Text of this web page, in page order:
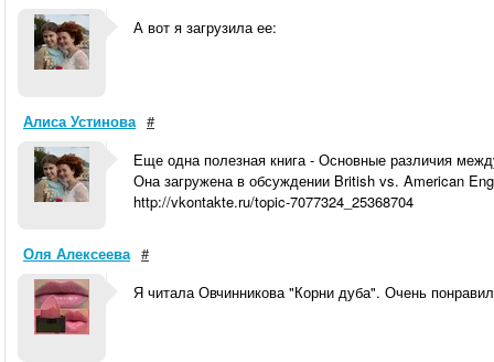
А вот я загрузила ее:
Алиса Устинова #
Еще одна полезная книга - Основные различия
Она загружена в обсуждении British vs. American
http://vkontakte.ru/topic-7077324_25368704
Оля Алексеева #
Я читала Овчинникова "Корни дуба". Очень